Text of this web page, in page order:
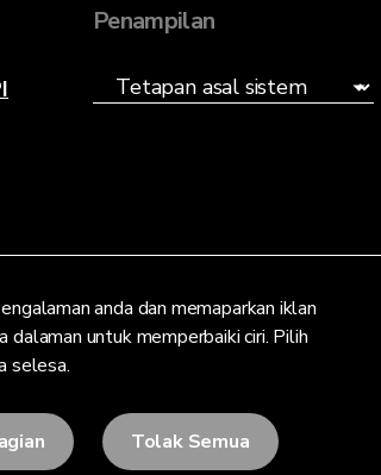
anda dan memaparkan iklan
untuk memperbaiki ciri. Pilih
selesa.
Tolak Semua
Penampilan